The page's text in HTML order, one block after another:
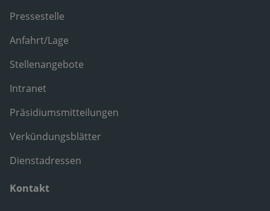
Pressestelle
Anfahrt/Lage
Stellenangebote
Intranet
Präsidiumsmitteilungen
Verkündungsblätter
Dienstadressen
Kontakt